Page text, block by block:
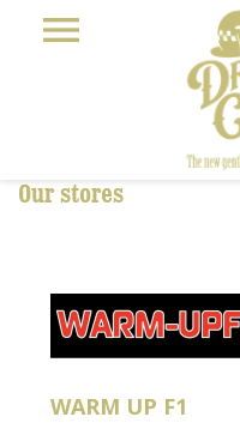

Our stores
WARM UP F1
Cookies management panel